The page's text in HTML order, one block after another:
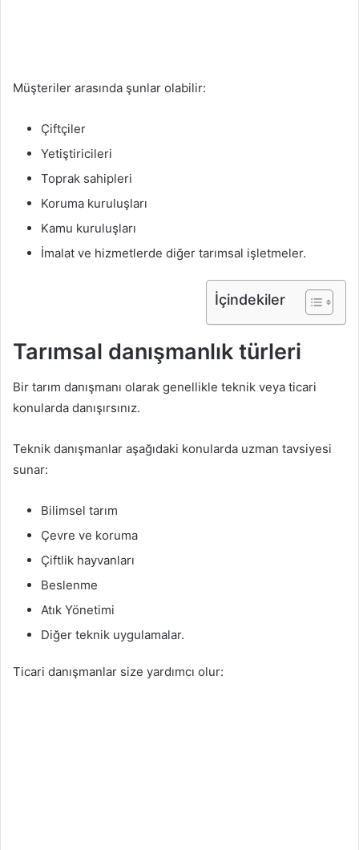
Müşteriler arasında şunlar olabilir:
Çiftçiler
Yetiştiricileri
Toprak sahipleri
Koruma kuruluşları
Kamu kuruluşları
İmalat ve hizmetlerde diğer tarımsal işletmeler.
İçindekiler
Tarımsal danışmanlık türleri
Bir tarım danışmanı olarak genellikle teknik veya ticari
konularda danışırsınız.
Teknik danışmanlar aşağıdaki konularda uzman tavsiyesi
sunar:
Bilimsel tarım
Çevre ve koruma
Çiftlik hayvanları
Beslenme
Atık Yönetimi
Diğer teknik uygulamalar.
Ticari danışmanlar size yardımcı olur: